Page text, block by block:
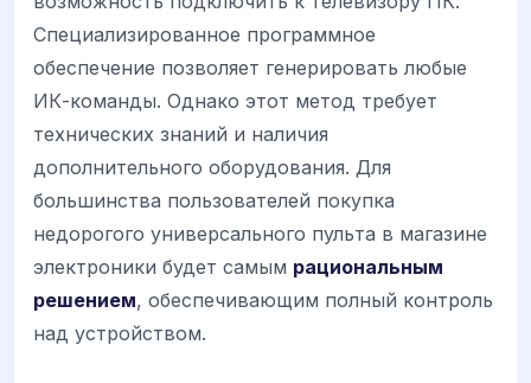
Специализированное программное
обеспечение позволяет генерировать любые
ИК-команды. Однако этот метод требует
технических знаний и наличия
дополнительного оборудования. Для
большинства пользователей покупка
недорогого универсального пульта в магазине
электроники будет самым рациональным
решением, обеспечивающим полный контроль
над устройством.